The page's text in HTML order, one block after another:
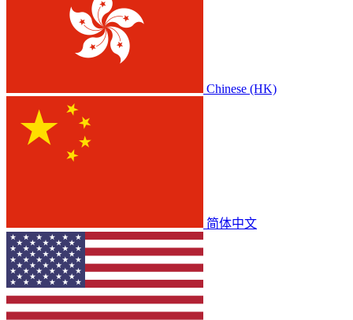
Chinese (HK)
简体中文